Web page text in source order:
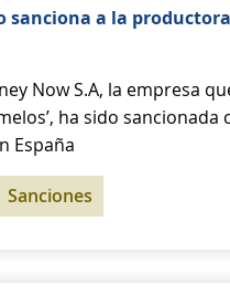
sanciona a la
Now S.A, la empresa
ha sido
España
Sanciones